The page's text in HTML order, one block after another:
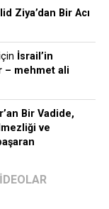
Ziya’dan Bir Acı
İsrail’in
– mehmet ali
Bir Vadide,
ve